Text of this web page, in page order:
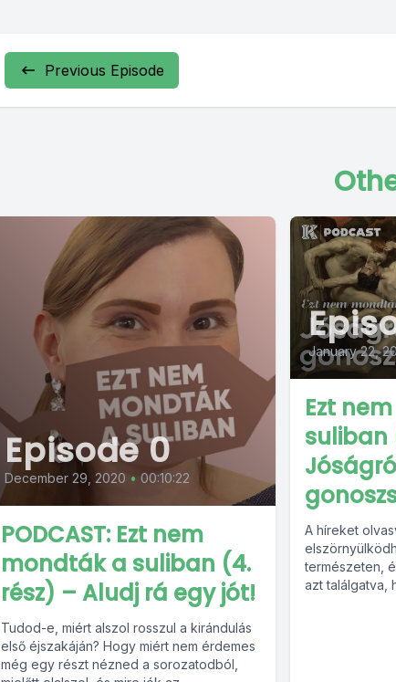
Previous Episode
Episode 0
December 29, 2020 • 00:10:22
PODCAST: Ezt nem
mondták a suliban (4.
rész) – Aludj rá egy jót!
Tudod-e, miért alszol rosszul a kirándulás
első éjszakáján? Hogy miért nem érdemes
még egy részt nézned a sorozatodból,
January 22,
Ezt
suliban
A híreket
természeten,
azt találgatva,